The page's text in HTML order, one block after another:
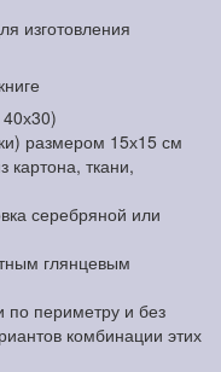
изготовления
размером 15х15 см
картона, ткани,
серебряной или
глянцевым
по периметру и без
комбинации этих